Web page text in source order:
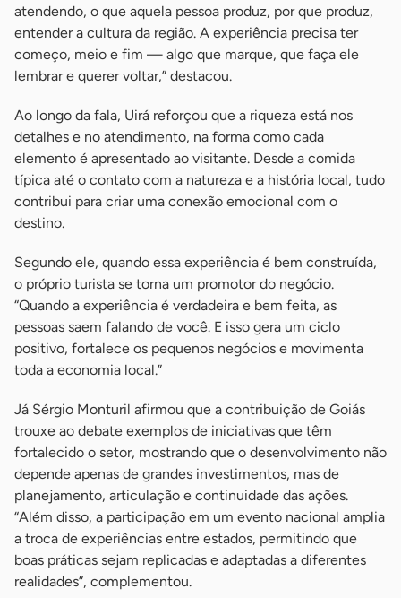
atendendo, o que aquela pessoa produz, por que produz,
entender a cultura da região. A experiência precisa ter
começo, meio e fim — algo que marque, que faça ele
lembrar e querer voltar,” destacou.
Ao longo da fala, Uirá reforçou que a riqueza está nos
detalhes e no atendimento, na forma como cada
elemento é apresentado ao visitante. Desde a comida
típica até o contato com a natureza e a história local, tudo
contribui para criar uma conexão emocional com o
destino.
Segundo ele, quando essa experiência é bem construída,
o próprio turista se torna um promotor do negócio.
“Quando a experiência é verdadeira e bem feita, as
pessoas saem falando de você. E isso gera um ciclo
positivo, fortalece os pequenos negócios e movimenta
toda a economia local.”
Já Sérgio Monturil afirmou que a contribuição de Goiás
trouxe ao debate exemplos de iniciativas que têm
fortalecido o setor, mostrando que o desenvolvimento não
depende apenas de grandes investimentos, mas de
planejamento, articulação e continuidade das ações.
“Além disso, a participação em um evento nacional amplia
a troca de experiências entre estados, permitindo que
boas práticas sejam replicadas e adaptadas a diferentes
realidades”, complementou.